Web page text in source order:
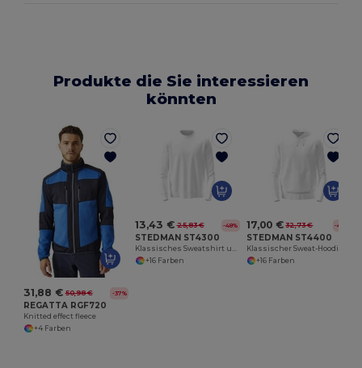
Produkte die Sie interessieren
könnten
31,88 € 50,98 € -37%
REGATTA RGF720
Knitted effect fleece
+4 Farben
13,43 € 25,83 € -48%
STEDMAN ST4300
Klassisches Sweatshirt unisex
+16 Farben
17,00 € 32,73 € -48%
STEDMAN ST4400
+16 Farben